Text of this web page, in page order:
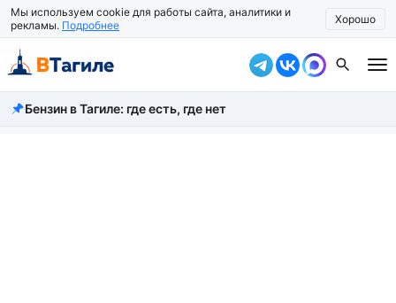
Мы используем cookie для работы сайта, аналитики и
рекламы. Подробнее Хорошо
Все новости
Бензин в Тагиле: где есть, где нет